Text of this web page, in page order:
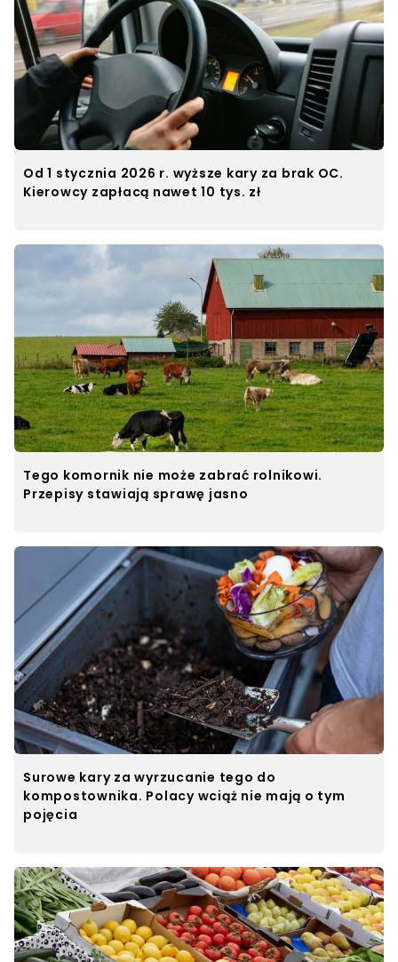
Od 1 stycznia 2026 r. wyższe kary za brak OC.
Kierowcy zapłacą nawet 10 tys. zł
Tego komornik nie może zabrać rolnikowi.
Przepisy stawiają sprawę jasno
Surowe kary za wyrzucanie tego do
kompostownika. Polacy wciąż nie mają o tym
pojęcia